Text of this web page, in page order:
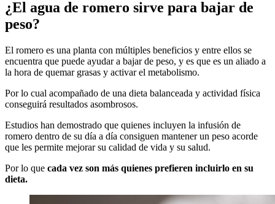
¿El agua de romero sirve para bajar de
peso?
El romero es una planta con múltiples beneficios y entre ellos se
encuentra que puede ayudar a bajar de peso, y es que es un aliado a
la hora de quemar grasas y activar el metabolismo.
Por lo cual acompañado de una dieta balanceada y actividad física
conseguirá resultados asombrosos.
Estudios han demostrado que quienes incluyen la infusión de
romero dentro de su día a día consiguen mantener un peso acorde
que les permite mejorar su calidad de vida y su salud.
Por lo que cada vez son más quienes prefieren incluirlo en su
dieta.